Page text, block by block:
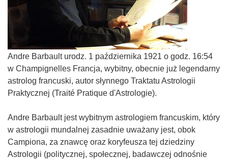
Andre Barbault urodz. 1 października 1921 o godz. 16:54
w Champignelles Francja, wybitny, obecnie już legendarny
astrolog francuski, autor słynnego Traktatu Astrologii
Praktycznej (Traité Pratique d'Astrologie).
Andre Barbault jest wybitnym astrologiem francuskim, który
w astrologii mundalnej zasadnie uważany jest, obok
Campiona, za znawcę oraz koryfeusza tej dziedziny
Astrologii (politycznej, społecznej, badawczej odnośnie